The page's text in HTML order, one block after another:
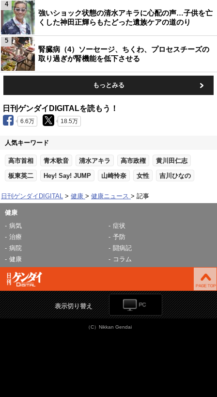
強いショック状態の清水アキラに心配の声…子供を亡
くした神田正輝らもたどった遺族ケアの道のり
4
腎臓病（4）ソーセージ、ちくわ、プロセスチーズの
取り過ぎが腎機能を低下させる
5
もっとみる
日刊ゲンダイDIGITALを読もう！
6.6万 18.5万
人気キーワード
高市首相 青木歌音 清水アキラ 高市政権 黄川田仁志
板東英二 Hey! Say! JUMP 山崎怜奈 女性 吉川ひなの
日刊ゲンダイDIGITAL 健康 健康ニュース 記事
健康
病気
症状
治療
予防
病院
闘病記
健康
コラム
表示切り替え
（C）Nikkan Gendai